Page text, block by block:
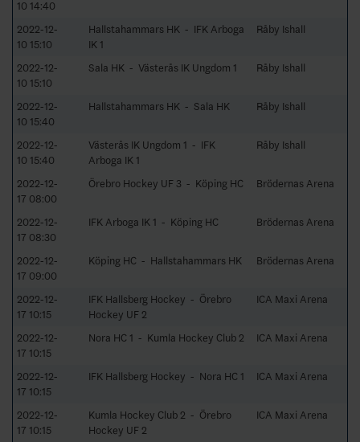
10 14:40
2022-12-
10 15:10
Hallstahammars HK - IFK Arboga
IK 1
Råby Ishall
2022-12-
10 15:10
Sala HK - Västerås IK Ungdom 1 Råby Ishall
2022-12-
10 15:40
Hallstahammars HK - Sala HK Råby Ishall
2022-12-
10 15:40
Västerås IK Ungdom 1 - IFK
Arboga IK 1
Råby Ishall
2022-12-
17 08:00
Örebro Hockey UF 3 - Köping HC Brödernas Arena
2022-12-
17 08:30
IFK Arboga IK 1 - Köping HC Brödernas Arena
2022-12-
17 09:00
Köping HC - Hallstahammars HK Brödernas Arena
2022-12-
17 10:15
IFK Hallsberg Hockey - Örebro
Hockey UF 2
ICA Maxi Arena
2022-12-
17 10:15
Nora HC 1 - Kumla Hockey Club 2 ICA Maxi Arena
2022-12-
17 10:15
IFK Hallsberg Hockey - Nora HC 1 ICA Maxi Arena
2022-12-
17 10:15
Kumla Hockey Club 2 - Örebro
Hockey UF 2
ICA Maxi Arena